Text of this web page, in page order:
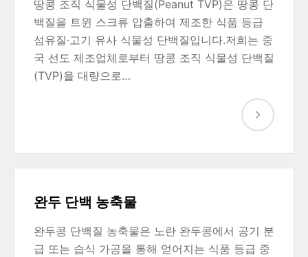
땅콩 조직 식물성 단백질(Peanut TVP)은 땅콩 단
백질을 트윈 스크류 압출하여 제조한 식품 등급
섬유질·고기 유사 식물성 단백질입니다.저희는 중
국 선도 제조업체로부터 땅콩 조직 식물성 단백질
(TVP)을 대량으로…
완두 단백 농축물
완두콩 단백질 농축물은 노란 완두콩에서 공기 분
급 또는 습식 가공을 통해 얻어지는 식품 등급 중